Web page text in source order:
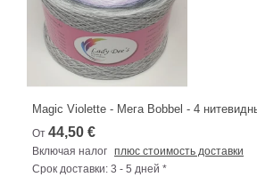
Magic Violette - Мега Bobbel - 4
От 44,50 €
Включая налог плюс стоимость доставки
Срок доставки: 3 - 5 дней *